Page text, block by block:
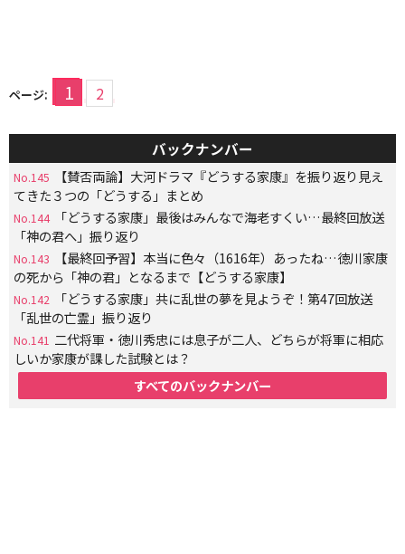
ページ: 1 2
バックナンバー
No.145
【賛否両論】大河ドラマ『どうする家康』を振り返り見え
てきた３つの「どうする」まとめ
No.144
「どうする家康」最後はみんなで海老すくい…最終回放送
「神の君へ」振り返り
No.143
【最終回予習】本当に色々（1616年）あったね…徳川家康
の死から「神の君」となるまで【どうする家康】
No.142
「どうする家康」共に乱世の夢を見ようぞ！第47回放送
「乱世の亡霊」振り返り
No.141 二代将軍・徳川秀忠には息子が二人、どちらが将軍に相応
しいか家康が課した試験とは？
すべてのバックナンバー